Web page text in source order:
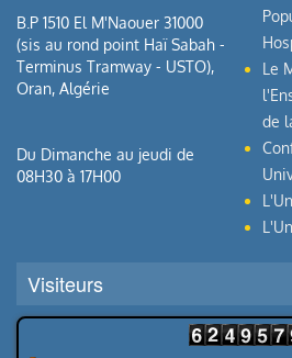
B.P 1510 El M'Naouer 31000
(sis au rond point Haï Sabah -
Terminus Tramway - USTO),
Oran, Algérie
Du Dimanche au jeudi de
08H30 à 17H00
Le
de
Visiteurs